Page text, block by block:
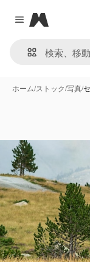
Close menu
Magnific
ホーム/ストック/写真/